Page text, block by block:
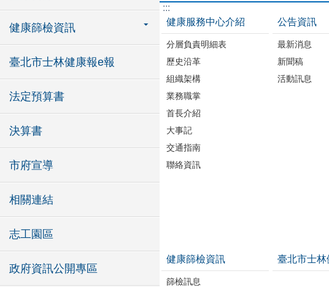
健康篩檢資訊
臺北市士林健康報e報
法定預算書
決算書
市府宣導
相關連結
志工園區
政府資訊公開專區
:::
健康服務中心介紹
分層負責明細表
歷史沿革
組織架構
業務職掌
首長介紹
大事記
交通指南
聯絡資訊
公告資訊
最新消息
新聞稿
活動訊息
健康篩檢資訊
篩檢訊息
臺北市士林